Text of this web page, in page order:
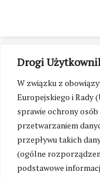
Drogi
W związku z
Europejskiego i Rady
sprawie ochrony
przetwarzaniem
przepływu takich
(ogólne
podstawowe